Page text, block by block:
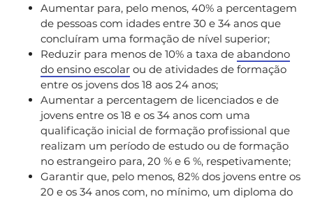
Aumentar para, pelo menos, 40% a percentagem
de pessoas com idades entre 30 e 34 anos que
concluíram uma formação de nível superior;
Reduzir para menos de 10% a taxa de abandono
do ensino escolar ou de atividades de formação
entre os jovens dos 18 aos 24 anos;
Aumentar a percentagem de licenciados e de
jovens entre os 18 e os 34 anos com uma
qualificação inicial de formação profissional que
realizam um período de estudo ou de formação
no estrangeiro para, 20 % e 6 %, respetivamente;
Garantir que, pelo menos, 82% dos jovens entre os
20 e os 34 anos com, no mínimo, um diploma do